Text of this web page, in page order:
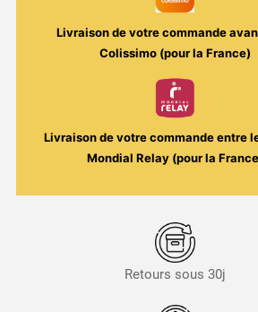
SuprêmeLivraison de votre commande
Colissimo (pour la France)
Livraison de votre commande entre
Mondial Relay (pour la
Retours sous 30j